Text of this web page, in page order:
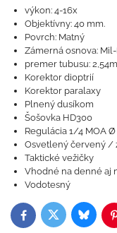
výkon: 4-16x
Objektívny: 40 mm.
Povrch: Matný
Zámerná osnova: Mil-
premer tubusu:
Korektor dioptrií
Korektor paralaxy
Plnený dusíkom
Šošovka HD300
Regulácia 1/4 MOA Ø
Osvetlený červený /
Taktické vežičky
Vhodné na denné aj
Vodotesný
FacebookTwitterBluesky